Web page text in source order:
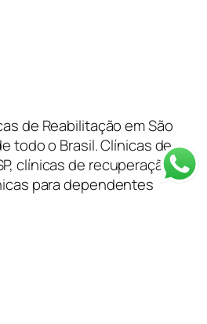
de Reabilitação em São
todo o Brasil. Clínicas de
clínicas de recuperação
para dependentes